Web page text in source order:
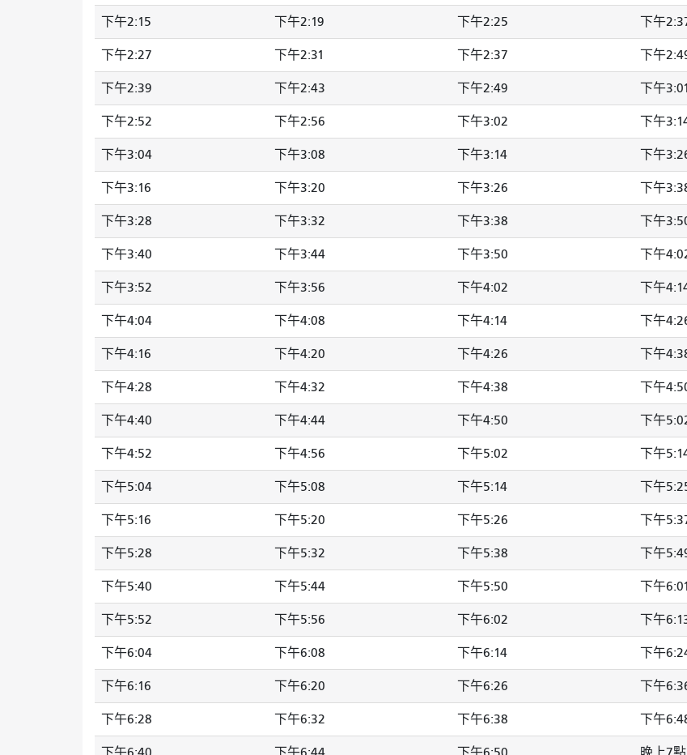
下午2:15 下午2:19 下午2:25 下午
下午2:27 下午2:31 下午2:37 下午
下午2:39 下午2:43 下午2:49 下午3:01
下午2:52 下午2:56 下午3:02 下午
下午3:04 下午3:08 下午3:14 下午
下午3:16 下午3:20 下午3:26 下午
下午3:28 下午3:32 下午3:38 下午
下午3:40 下午3:44 下午3:50 下午
下午3:52 下午3:56 下午4:02 下午
下午4:04 下午4:08 下午4:14 下午
下午4:16 下午4:20 下午4:26 下午
下午4:28 下午4:32 下午4:38 下午
下午4:40 下午4:44 下午4:50 下午
下午4:52 下午4:56 下午5:02 下午
下午5:04 下午5:08 下午5:14 下午
下午5:16 下午5:20 下午5:26 下午
下午5:28 下午5:32 下午5:38 下午
下午5:40 下午5:44 下午5:50 下午6:01
下午5:52 下午5:56 下午6:02 下午
下午6:04 下午6:08 下午6:14 下午
下午6:16 下午6:20 下午6:26 下午
下午6:28 下午6:32 下午6:38 下午